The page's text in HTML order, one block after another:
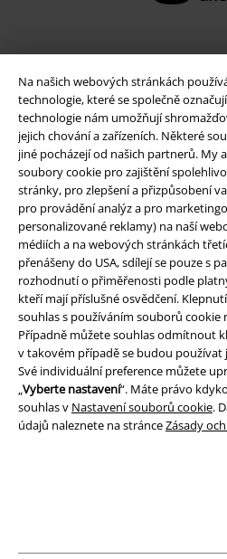
Na našich webových stránkách
technologie, které se společně
technologie nám umožňují
jejich chování a zařízeních. Některé
jiné pocházejí od našich partnerů. My
soubory cookie pro zajištění
stránky, pro zlepšení a přizpůsobení
pro provádění analýz a pro
personalizované reklamy) na naší
médiích a na webových stránkách
přenášeny do USA, sdílejí se pouze s
rozhodnutí o přiměřenosti podle
kteří mají příslušné osvědčení.
souhlas s používáním souborů cookie
Případně můžete souhlas odmítnout
v takovém případě se budou
Své individuální preference můžete
„Vyberte nastavení“. Máte právo
souhlas v Nastavení souborů cookie.
údajů naleznete na stránceZásady
Právní informace
Podmínky
Prohlášení
Ochrana osobních údajů
Likvidace odpadu a ochrana
Prohlášení o shodě
Informace o přístupnosti